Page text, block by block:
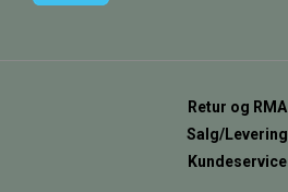
Retur og RMA
Salg/Levering
Kundeservice